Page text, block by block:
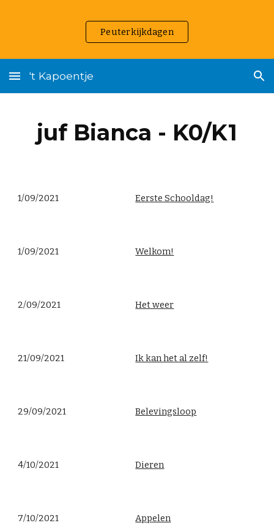
Skip to main content
Skip to navigation
Peuterkijkdagen
't Kapoentje
juf Bianca - K0/K1
1/09/2021 Eerste Schooldag!
1/09/2021 Welkom!
2/09/2021 Het weer
21/09/2021 Ik kan het al zelf!
29/09/2021 Belevingsloop
4/10/2021 Dieren
7/10/2021 Appelen